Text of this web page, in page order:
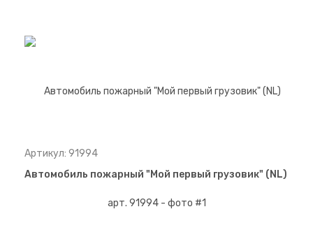
Артикул: 91994
Автомобиль пожарный "Мой первый грузовик" (NL)